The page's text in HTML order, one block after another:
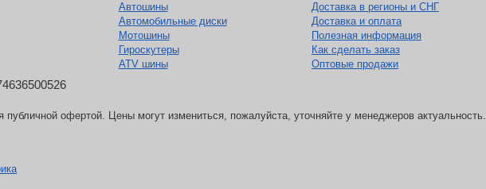
Автошины
Автомобильные диски
Мотошины
Гироскутеры
ATV шины
Доставка в регионы и СНГ
Доставка и оплата
Полезная информация
Как сделать заказ
Оптовые продажи
публичной офертой. Цены могут измениться, пожалуйста, уточняйте у менеджеров актуальность.